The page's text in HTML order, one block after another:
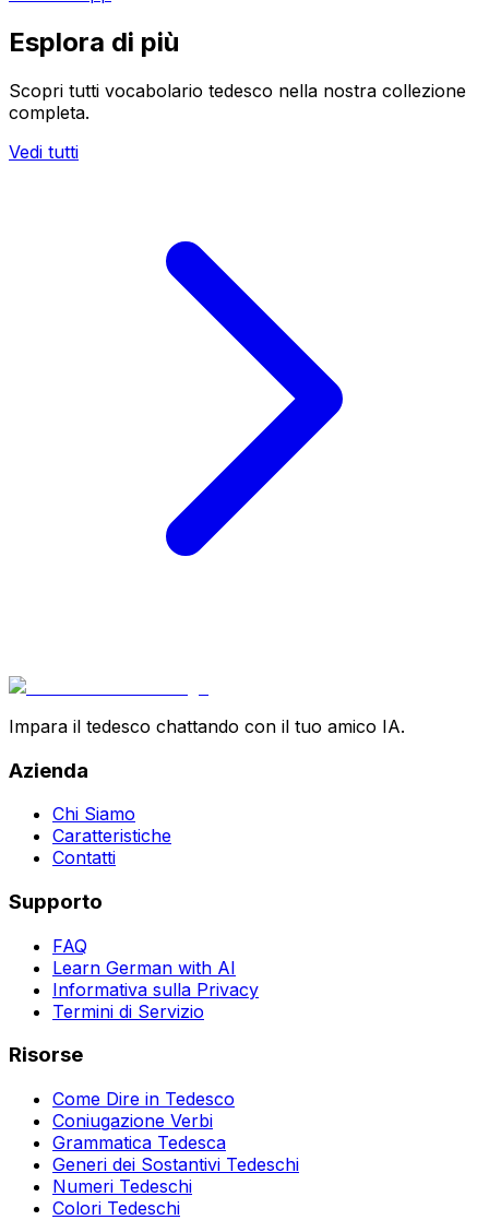
Esplora di più
Scopri tutti vocabolario tedesco nella nostra collezione
completa.
Vedi tutti
Impara il tedesco chattando con il tuo amico IA.
Azienda
Chi Siamo
Caratteristiche
Contatti
Supporto
FAQ
Learn German with AI
Informativa sulla Privacy
Termini di Servizio
Risorse
Come Dire in Tedesco
Coniugazione Verbi
Grammatica Tedesca
Generi dei Sostantivi Tedeschi
Numeri Tedeschi
Colori Tedeschi